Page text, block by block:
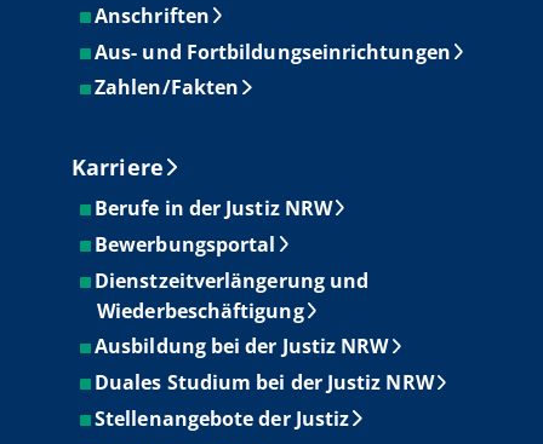
Anschriften
Aus- und Fortbildungseinrichtungen
Zahlen/Fakten
Karriere
Berufe in der Justiz NRW
Bewerbungsportal
Dienstzeitverlängerung und
Wiederbeschäftigung
Ausbildung bei der Justiz NRW
Duales Studium bei der Justiz NRW
Stellenangebote der Justiz